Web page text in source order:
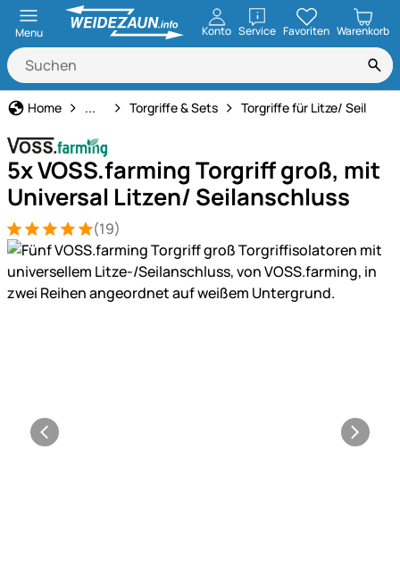
Menu Konto ServiceöffnenFavoriten Warenkorb
Home Weidezaun
... Torgriffe & Sets Torgriffe für Litze/ Seil
5x VOSS.farming Torgriff groß, mit
Universal Litzen/ Seilanschluss
Bewertung: 5 von 5 (19 Bewertungen)
19 Bewertungen
(19)
Produktgalerie